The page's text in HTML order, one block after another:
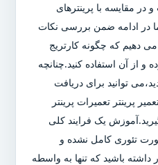
مقایسه با پرینترهای
در ادامه ضمن بررسی نکات
دهیم که چگونه کارتریج
از آن استفاده کنید.چنانچه
توانید برای دریافت
پرینتر تعمیرات پرینتر
یک فرایند کلی
تئوری کامل نشده و
داشته باشید که تنها به واسطه